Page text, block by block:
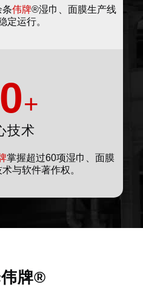
条伟牌®湿巾、面膜生产线
定运行。
+
技术
掌握超过60项湿巾、面膜
与软件著作权。
牌®